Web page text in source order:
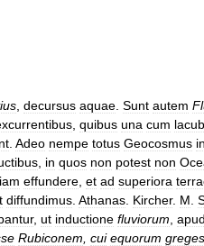
decursus aquae Sunt autem
quibus una cum
Adeo nempe totus Geocosmus
in quos non potest non
effundere et ad superiora
diffundimus Athanas Kircher. M
, ut inductione fluviorum apud
Rubiconem cui equorum greges